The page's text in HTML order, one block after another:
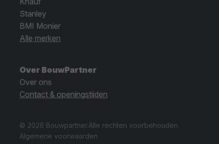
Stanley
BMI Monier
Alle merken
Over BouwPartner
Over ons
Contact & openingstijden
© 2026 Bouwpartner.Alle rechten voorbehouden.
Algemene voorwaarden